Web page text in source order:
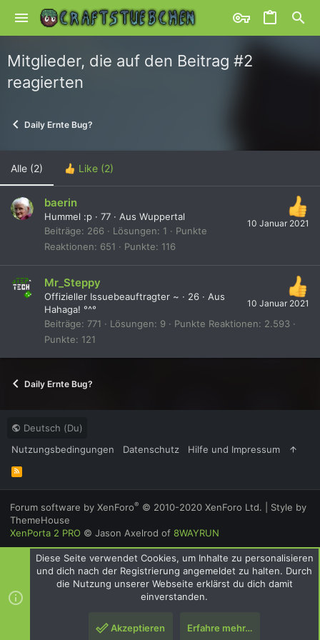
Mitglieder, die auf den Beitrag #2
reagierten
Daily Ernte Bug?
Alle (2) Like (2)
10 Januar 2021
baerin
Hummel :p · 77 · Aus Wuppertal
Beiträge
266 Lösungen 1
Punkte
Reaktionen
651 Punkte 116
10 Januar 2021
Mr_Steppy
Offizieller Issuebeauftragter ~ · 26 · Aus
Hahaga! °^°
Beiträge
771 Lösungen 9 Punkte Reaktionen
2.593
Punkte
121
Daily Ernte Bug?
Deutsch (Du)
Nutzungsbedingungen
Datenschutz Hilfe und Impressum
R
S
S
Forum software by XenForo® © 2010-2020 XenForo Ltd.
Style by
ThemeHouse
XenPorta 2 PRO © Jason Axelrod of 8WAYRUN
Diese Seite verwendet Cookies, um Inhalte zu personalisieren
und dich nach der Registrierung angemeldet zu halten. Durch
die Nutzung unserer Webseite erklärst du dich damit
einverstanden.
Akzeptieren Erfahre mehr…